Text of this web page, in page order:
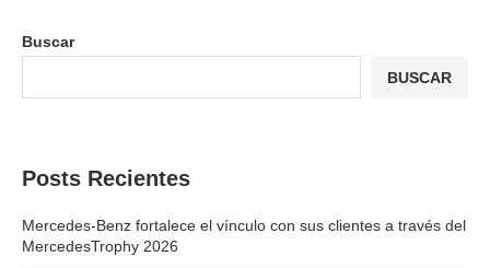
Buscar
BUSCAR
Posts Recientes
Mercedes-Benz fortalece el vínculo con sus clientes a través del
MercedesTrophy 2026